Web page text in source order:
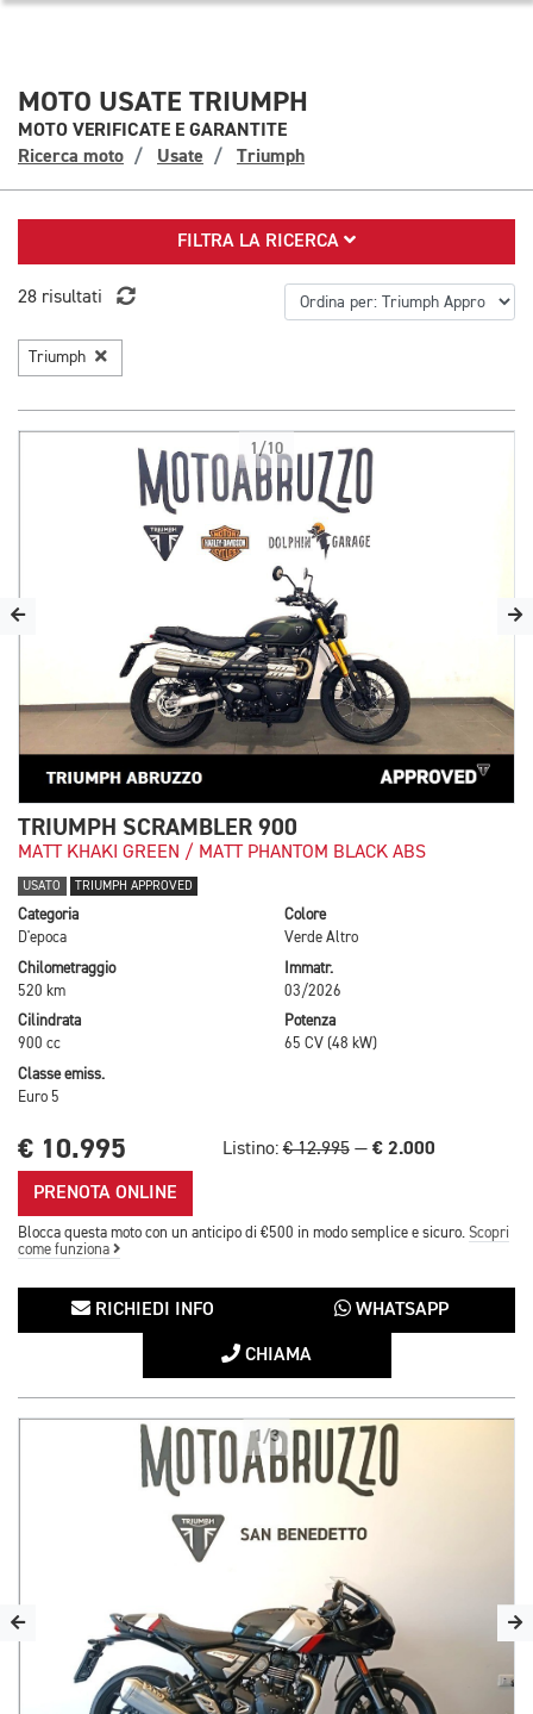
MOTO USATE TRIUMPH
MOTO VERIFICATE E GARANTITE
Ricerca moto
Usate Triumph
FILTRA LA RICERCA
28 risultati
Triumph
1/10
TRIUMPH SCRAMBLER 900
MATT KHAKI GREEN / MATT PHANTOM BLACK ABS
USATO TRIUMPH APPROVED
Categoria
D'epoca
Colore
Verde Altro
Chilometraggio
520 km
Immatr.
03/2026
Cilindrata
900 cc
Potenza
65 CV (48 kW)
Classe emiss.
Euro 5
€ 10.995 Listino:€ 12.995 — € 2.000
PRENOTA ONLINE
Blocca questa moto con un anticipo di €500 in modo semplice e sicuro. Scopri
come funziona
RICHIEDI INFO WHATSAPP
CHIAMA
1/3